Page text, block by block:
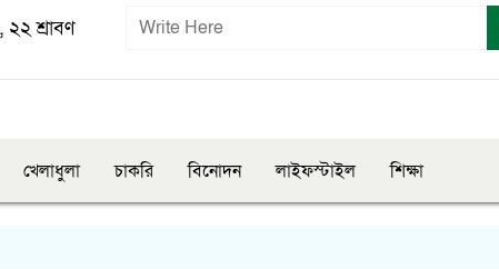
শ্রাবণ
খেলাধুলা চাকরি বিনোদন লাইফস্টাইল শিক্ষা